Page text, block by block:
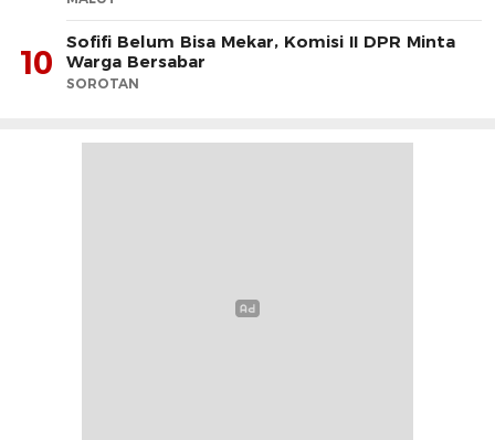
10
Sofifi Belum Bisa Mekar, Komisi II DPR Minta
Warga Bersabar
SOROTAN